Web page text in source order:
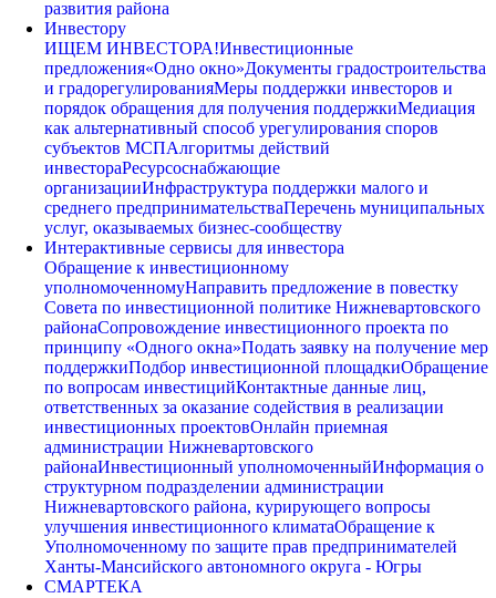
развития района
Инвестору
ИЩЕМ ИНВЕСТОРА!Инвестиционные
предложения«Одно окно»Документы градостроительства
и градорегулированияМеры поддержки инвесторов и
порядок обращения для получения поддержкиМедиация
как альтернативный способ урегулирования споров
субъектов МСПАлгоритмы действий
инвестораРесурсоснабжающие
организацииИнфраструктура поддержки малого и
среднего предпринимательстваПеречень муниципальных
услуг, оказываемых бизнес-сообществу
Интерактивные сервисы для инвестора
Обращение к инвестиционному
уполномоченномуНаправить предложение в повестку
Совета по инвестиционной политике Нижневартовского
районаСопровождение инвестиционного проекта по
принципу «Одного окна»Подать заявку на получение мер
поддержкиПодбор инвестиционной площадкиОбращение
по вопросам инвестицийКонтактные данные лиц,
ответственных за оказание содействия в реализации
инвестиционных проектовОнлайн приемная
администрации Нижневартовского
районаИнвестиционный уполномоченныйИнформация о
структурном подразделении администрации
Нижневартовского района, курирующего вопросы
улучшения инвестиционного климатаОбращение к
Уполномоченному по защите прав предпринимателей
Ханты-Мансийского автономного округа - Югры
СМАРТЕКА